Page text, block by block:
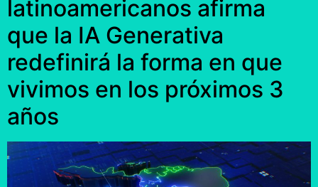
latinoamericanos afirma
que la IA Generativa
redefinirá la forma en que
vivimos en los próximos 3
años